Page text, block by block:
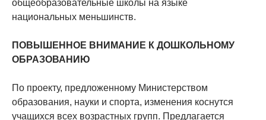
общеобразовательные школы на языке
национальных меньшинств.
ПОВЫШЕННОЕ ВНИМАНИЕ К ДОШКОЛЬНОМУ
ОБРАЗОВАНИЮ
По проекту, предложенному Министерством
образования, науки и спорта, изменения коснутся
учащихся всех возрастных групп. Предлагается